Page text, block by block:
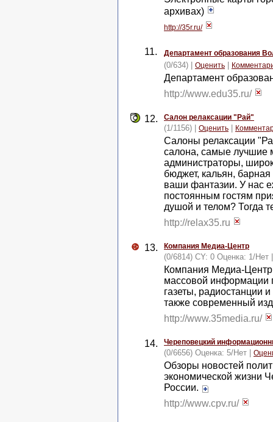
архивах)
http://35r.ru/
11. Департамент образования
(0/634) | Оценить
Департамент
http://www.edu35.ru/
12. Салон релаксации "Рай"
(1/1156) | Оценить
Салоны релаксации
салона, самые лучшие
администраторы,
бюджет, кальян,
ваши фантазии. У нас
постоянным гостям
душой и телом? Тогда
http://relax35.ru
13. Компания Медиа-Центр
(0/6814) CY: 0 Оценка: 1/Нет
Компания Медиа-Центр
массовой информации
газеты, радиостанции
также современный
http://www.35media.ru/
14. Череповецкий
(0/6656) Оценка: 5/Нет
Обзоры новостей
экономической жизни
России.
http://www.cpv.ru/